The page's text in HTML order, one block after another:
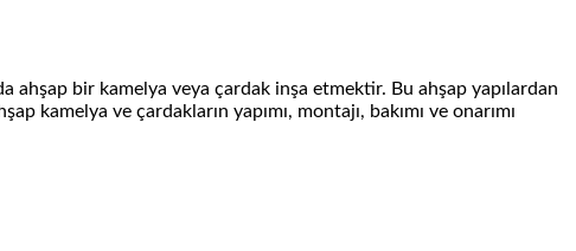
ahşap bir kamelya veya çardak inşa etmektir. Bu ahşap yapılardan
kamelya ve çardakların yapımı, montajı, bakımı ve onarımı